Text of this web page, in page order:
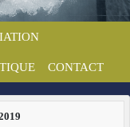
CONTACT